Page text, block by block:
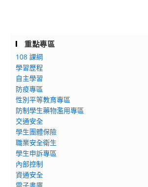
重點專區
108 課綱
學習歷程
自主學習
防疫專區
性別平等教育專區
防制學生藥物濫用專區
交通安全
學生團體保險
職業安全衛生
學生申訴專區
內部控制
資通安全